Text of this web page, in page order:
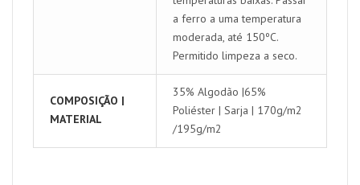
a ferro a uma temperatura
moderada, até 150ºC.
Permitido limpeza a seco.
COMPOSIÇÃO |
MATERIAL
35% Algodão |65%
Poliéster | Sarja | 170g/m2
/195g/m2